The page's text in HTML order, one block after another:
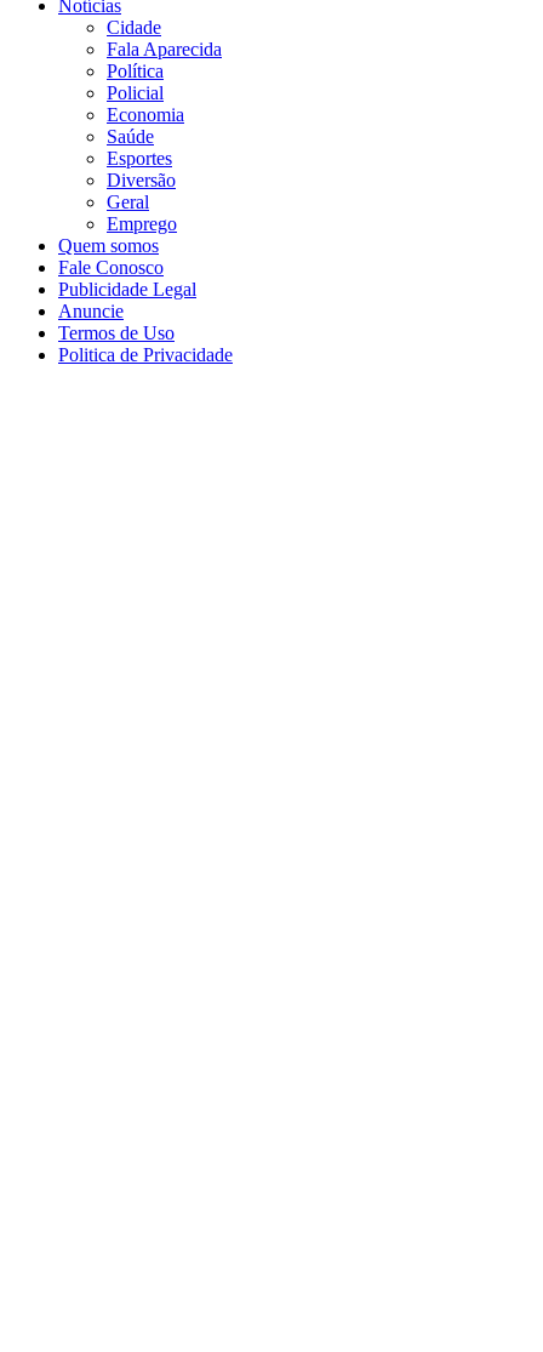
Notícias
Cidade
Fala Aparecida
Política
Policial
Economia
Saúde
Esportes
Diversão
Geral
Emprego
Quem somos
Fale Conosco
Publicidade Legal
Anuncie
Termos de Uso
Politica de Privacidade